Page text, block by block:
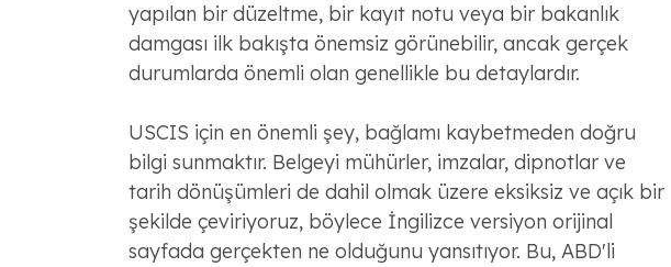
yapılan bir düzeltme, bir kayıt notu veya bir bakanlık
damgası ilk bakışta önemsiz görünebilir, ancak gerçek
durumlarda önemli olan genellikle bu detaylardır.
USCIS için en önemli şey, bağlamı kaybetmeden doğru
bilgi sunmaktır. Belgeyi mühürler, imzalar, dipnotlar ve
tarih dönüşümleri de dahil olmak üzere eksiksiz ve açık bir
şekilde çeviriyoruz, böylece İngilizce versiyon orijinal
sayfada gerçekten ne olduğunu yansıtıyor. Bu, ABD'li